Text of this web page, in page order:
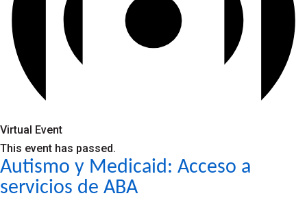
Virtual Event
This event has passed.
Autismo y Medicaid: Acceso a
servicios de ABA